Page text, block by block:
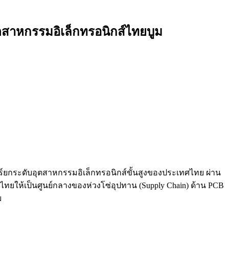
าหกรรมอิเล็กทรอนิกส์ไทยบูม
ระดับอุตสาหกรรมอิเล็กทรอนิกส์ขั้นสูงของประเทศไทย ผ่าน
ทยให้เป็นศูนย์กลางของห่วงโซ่อุปทาน (Supply Chain) ด้าน PCB